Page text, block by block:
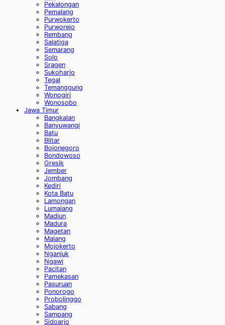
Pekalongan
Pemalang
Purwokerto
Purworejo
Rembang
Salatiga
Semarang
Solo
Sragen
Sukoharjo
Tegal
Temanggung
Wonogiri
Wonosobo
Jawa Timur
Bangkalan
Banyuwangi
Batu
Blitar
Bojonegoro
Bondowoso
Gresik
Jember
Jombang
Kediri
Kota Batu
Lamongan
Lumajang
Madiun
Madura
Magetan
Malang
Mojokerto
Nganjuk
Ngawi
Pacitan
Pamekasan
Pasuruan
Ponorogo
Probolinggo
Sabang
Sampang
Sidoarjo